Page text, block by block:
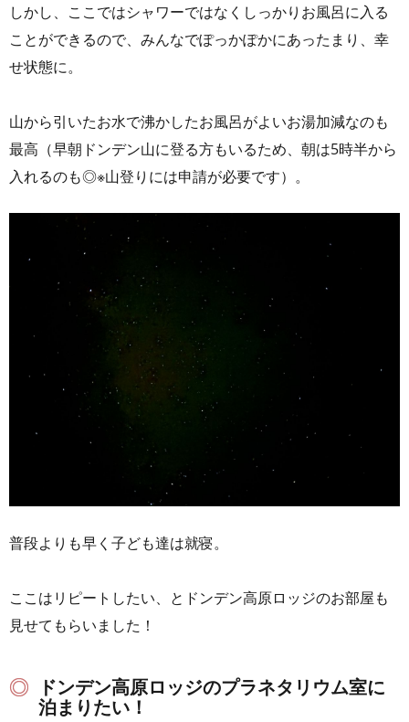
しかし、ここではシャワーではなくしっかりお風呂に入る
ことができるので、みんなでぽっかぽかにあったまり、幸
せ状態に。
山から引いたお水で沸かしたお風呂がよいお湯加減なのも
最高（早朝ドンデン山に登る方もいるため、朝は5時半から
入れるのも◎※山登りには申請が必要です）。
普段よりも早く子ども達は就寝。
ここはリピートしたい、とドンデン高原ロッジのお部屋も
見せてもらいました！
ドンデン高原ロッジのプラネタリウム室に
泊まりたい！